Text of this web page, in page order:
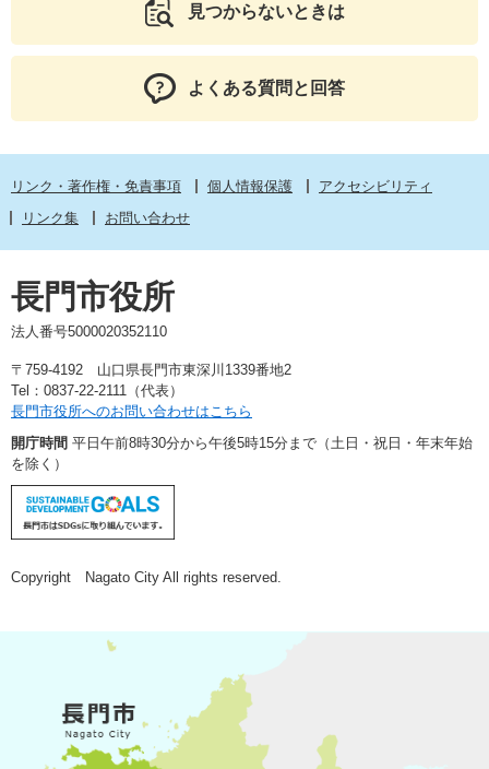
見つからないときは
よくある質問と回答
リンク・著作権・免責事項 個人情報保護
アクセシビリティ
リンク集
お問い合わせ
長門市役所
法人番号5000020352110
〒759-4192 山口県長門市東深川1339番地2
Tel：0837-22-2111（代表）
長門市役所へのお問い合わせはこちら
開庁時間 平日午前8時30分から午後5時15分まで（土日・祝日・年末年始
を除く）
Copyright Nagato City All rights reserved.